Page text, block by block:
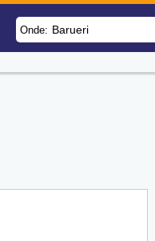
Onde: Barueri